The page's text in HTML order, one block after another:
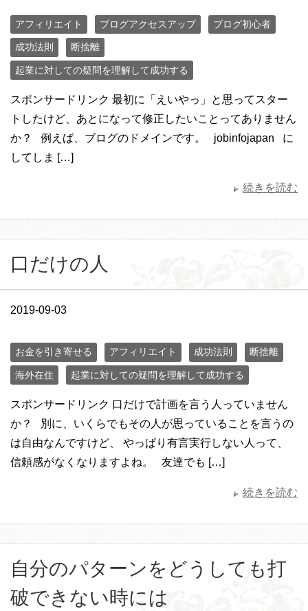
アフィリエイト ブログアクセスアップ ブログ初心者
成功法則 断捨離
起業に対しての疑問を理解して成功する
スポンサードリンク 最初に「えいやっ」と思ってスター
トしたけど、あとになって修正したいことってありません
か？ 例えば、ブログのドメインです。 jobinfojapan に
してしま […]
続きを読む
口だけの人
2019-09-03
お金を引き寄せる アフィリエイト 成功法則 断捨離
海外在住 起業に対しての疑問を理解して成功する
スポンサードリンク 口だけで計画を言う人っていません
か？ 別に、いくらでもその人が思っていることを言うの
は自由なんですけど、 やっぱり有言実行しない人って、
信頼感がなくなりますよね。 友達でも […]
続きを読む
自分のパターンをどうしても打
破できない時には